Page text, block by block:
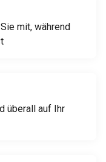
mit, während
überall auf Ihr